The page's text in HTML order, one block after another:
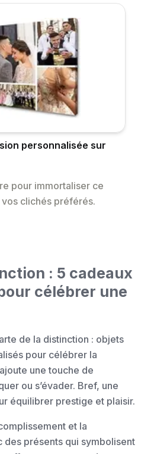
personnalisée sur
pour immortaliser ce
clichés préférés.
: 5 cadeaux
célébrer une
de la distinction : objets
pour célébrer la
une touche de
ou s’évader. Bref, une
équilibrer prestige et plaisir.
et la
des présents qui symbolisent